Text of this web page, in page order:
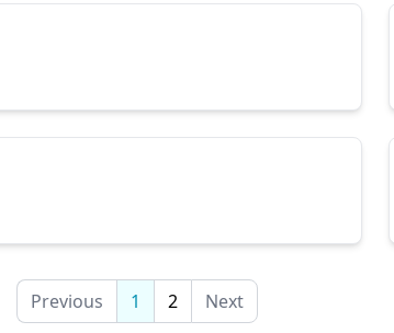
Previous 1 2 Next